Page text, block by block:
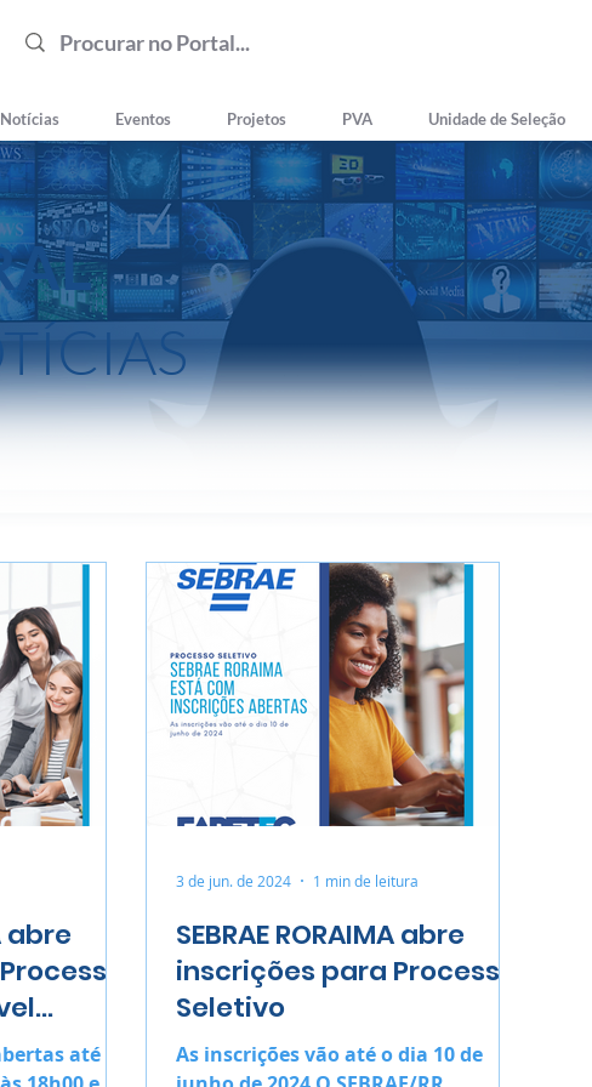
Notícias Eventos Projetos PVA Unidade de Seleção
abre
até o
SEBRAE RORAIMA abre
inscrições para Processo
Seletivo
As inscrições vão até o dia 10 de
3 de jun. de 2024 1 min de leitura